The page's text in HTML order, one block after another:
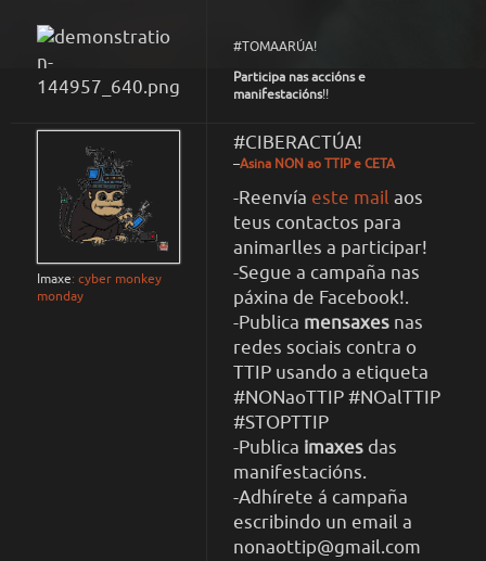
#TOMAARÚA!
Participa nas accións e
manifestacións!!
Imaxe: cyber monkey
monday
#CIBERACTÚA!
–Asina NON ao TTIP e CETA
-Reenvía este mail aos
teus contactos para
animarlles a participar!
-Segue a campaña nas
páxina de Facebook!.
-Publica mensaxes nas
redes sociais contra o
TTIP usando a etiqueta
#NONaoTTIP #NOalTTIP
#STOPTTIP
-Publica imaxes das
manifestacións.
-Adhírete á campaña
escribindo un email a
nonaottip@gmail.com